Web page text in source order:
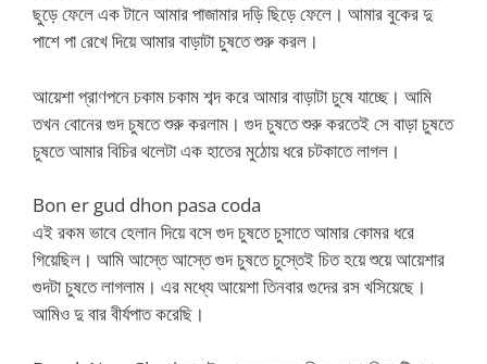
ছুড়ে ফেলে এক টানে আমার পাজামার দড়ি ছিড়ে ফেলে। আমার বুকের দু
পাশে পা রেখে দিয়ে আমার বাড়াটা চুষতে শুরু করল।
আয়েশা প্রাণপনে চকাম চকাম শব্দ করে আমার বাড়াটা চুষে যাচ্ছে। আমি
তখন বোনের গুদ চুষতে শুরু করলাম। গুদ চুষতে শুরু করতেই সে বাড়া চুষতে
চুষতে আমার বিচির থলেটা এক হাতের মুঠোয় ধরে চটকাতে লাগল।
Bon er gud dhon pasa coda
এই রকম ভাবে হেলান দিয়ে বসে গুদ চুষতে চুসাতে আমার কোমর ধরে
গিয়েছিল। আমি আস্তে আস্তে গুদ চুষতে চুস্তেই চিত হয়ে শুয়ে আয়েশার
গুদটা চুষতে লাগলাম। এর মধ্যে আয়েশা তিনবার গুদের রস খসিয়েছে।
আমিও দু বার বীর্যপাত করেছি।